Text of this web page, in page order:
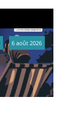
6 août 2026